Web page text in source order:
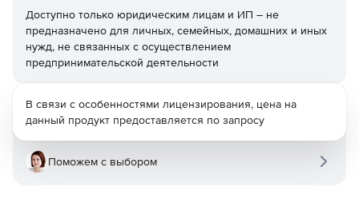
Доступно только юридическим лицам и ИП – не
предназначено для личных, семейных, домашних и иных
нужд, не связанных с осуществлением
предпринимательской деятельности
В связи с особенностями лицензирования, цена на
данный продукт предоставляется по запросу
Поможем с выбором